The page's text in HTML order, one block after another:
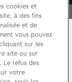
country.
shop?
cookies et
à des fins
et de
vous pouvez
sur les
site ou sur
Le refus des
votre